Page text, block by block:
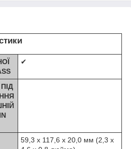
✔
59,3 x 117,6 x 20,0 мм (2,3 x